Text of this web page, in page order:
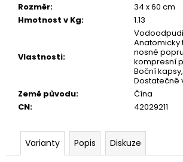
Rozměr:
34 x 60 cm
Hmotnost v Kg: 1.13
Vlastnosti:
Anatomicky
nosné
kompresní
Boční kapsy,
Dostatečně
Země původu:
Čína
CN: 42029211
Varianty Popis Diskuze
700